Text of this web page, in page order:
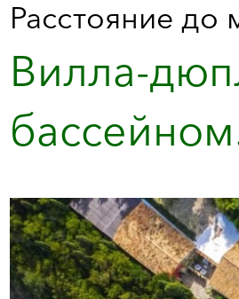
Расстояние до
Вилла-